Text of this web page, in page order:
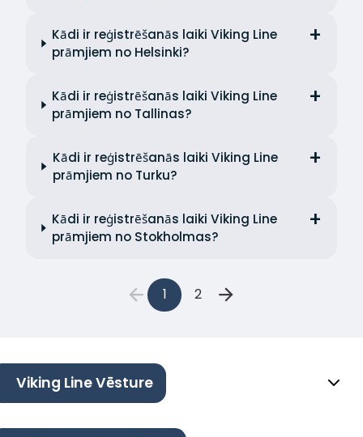
Kādi ir reģistrēšanās laiki Viking Line
prāmjiem no Helsinki?
Kādi ir reģistrēšanās laiki Viking Line
prāmjiem no Tallinas?
Kādi ir reģistrēšanās laiki Viking Line
prāmjiem no Turku?
Kādi ir reģistrēšanās laiki Viking Line
prāmjiem no Stokholmas?
1 2
Viking Line Vēsture